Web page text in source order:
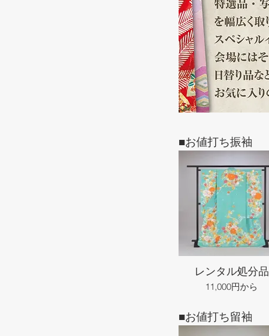
■お値打ち振袖
レンタル処分品
11,000円から
■お値打ち留袖